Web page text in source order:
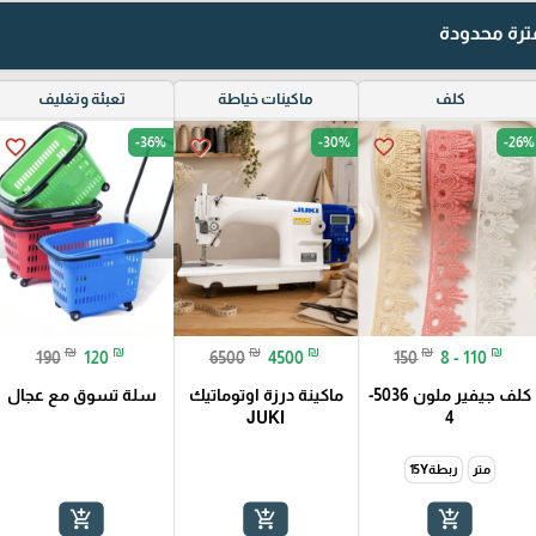
محدودة
كلف
favorite_border -26%
150 ₪ 8 - 110 ₪
كلف جيفير ملون 5036-
4
متر ربطة15Y
add_shopping_cart
ماكينات خياطة
favorite_border -30%
6500 ₪ 4500 ₪
ماكينة درزة اوتوماتيك
JUKI
add_shopping_cart
تعبئة وتغليف
favorite_border -36%
190 ₪ 120 ₪
سلة تسوق مع عجال
add_shopping_cart